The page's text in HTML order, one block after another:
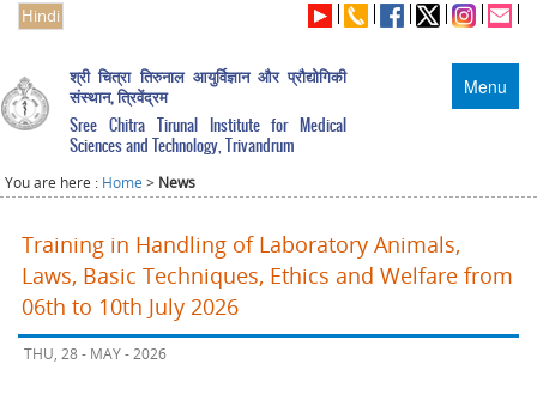
Hindi
Menu
श्री चित्रा तिरुनाल आयुर्विज्ञान और प्रौद्योगिकी
संस्थान, त्रिवेंद्रम
Sree Chitra Tirunal Institute for Medical
Sciences and Technology, Trivandrum
You are here : Home > News
Training in Handling of Laboratory Animals,
Laws, Basic Techniques, Ethics and Welfare from
06th to 10th July 2026
THU, 28 - MAY - 2026